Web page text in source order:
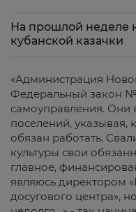
На прошлой неделе
кубанской казачки
«Администрация
Федеральный закон
самоуправления. Они
поселений, указывая,
обязан работать.
культуры свои
главное,
являюсь директором
досугового центра»,